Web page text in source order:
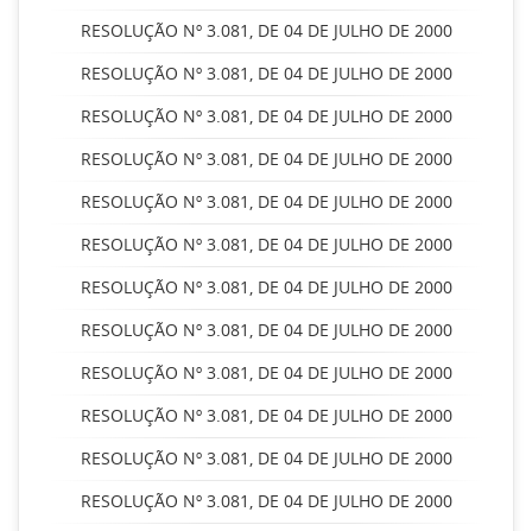
RESOLUÇÃO Nº 3.081, DE 04 DE JULHO DE 2000
RESOLUÇÃO Nº 3.081, DE 04 DE JULHO DE 2000
RESOLUÇÃO Nº 3.081, DE 04 DE JULHO DE 2000
RESOLUÇÃO Nº 3.081, DE 04 DE JULHO DE 2000
RESOLUÇÃO Nº 3.081, DE 04 DE JULHO DE 2000
RESOLUÇÃO Nº 3.081, DE 04 DE JULHO DE 2000
RESOLUÇÃO Nº 3.081, DE 04 DE JULHO DE 2000
RESOLUÇÃO Nº 3.081, DE 04 DE JULHO DE 2000
RESOLUÇÃO Nº 3.081, DE 04 DE JULHO DE 2000
RESOLUÇÃO Nº 3.081, DE 04 DE JULHO DE 2000
RESOLUÇÃO Nº 3.081, DE 04 DE JULHO DE 2000
RESOLUÇÃO Nº 3.081, DE 04 DE JULHO DE 2000